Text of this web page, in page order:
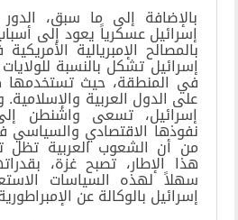
بالإضافة إلى ما سبق،
إسرائيل عسكرياً يعود إلى
بالمصالح الإمبريالية
إسرائيل تشكل بالنسبة
في المنطقة، حيث تستخدمها
على الدول العربية
إسرائيل، تسعى واشنطن
نفوذها الاقتصادي والسياسي
من أن الشعوب العربية
هذا الإطار، تصبح غزة،
سهلاً لهذه السياسات
إسرائيل بالوكالة عن